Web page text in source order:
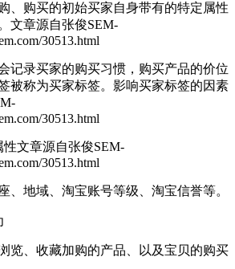
、购买的初始买家自身带有的特定属性
文章源自张俊SEM-
30513.html
记录买家的购买习惯，购买产品的价位
被称为买家标签。影响买家标签的因素
30513.html
性文章源自张俊SEM-
30513.html
、地域、淘宝账号等级、淘宝信誉等。
览、收藏加购的产品、以及宝贝的购买